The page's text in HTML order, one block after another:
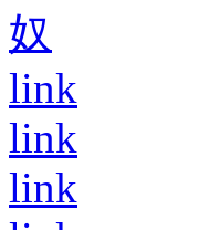
奴
link
link
link